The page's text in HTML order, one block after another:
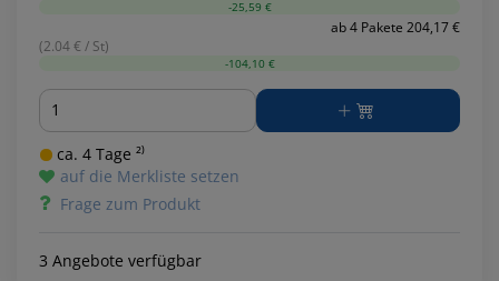
-25,59 €
ab 4 Pakete 204,17 €
(2.04 € / St)
-104,10 €
Menge
ca. 4 Tage ²⁾
auf die Merkliste setzen
Frage zum Produkt
3 Angebote verfügbar